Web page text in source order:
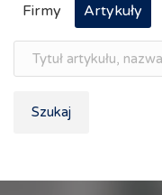
Firmy Artykuły
Szukaj